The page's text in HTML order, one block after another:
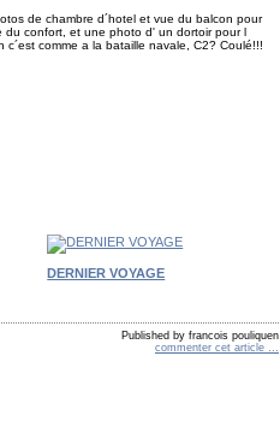
de chambre d´hotel et vue du balcon pour
du confort, et une photo d' un dortoir pour l
c´est comme a la bataille navale, C2? Coulé!!!
DERNIER VOYAGE
Published by francois pouliquen
commenter cet article